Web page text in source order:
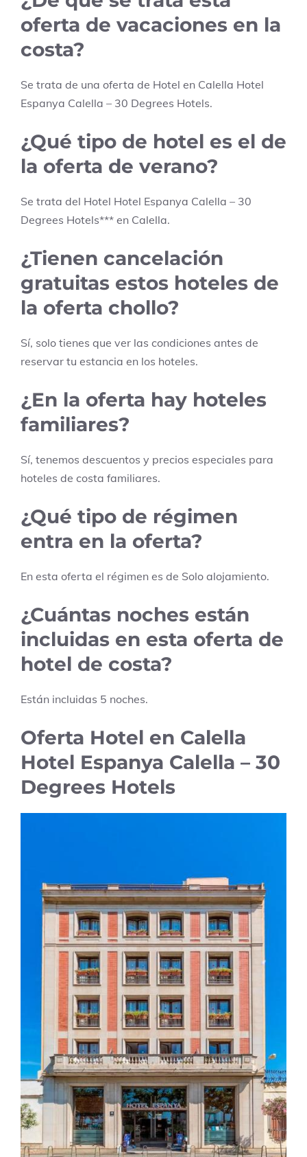
oferta de vacaciones en la
costa?
Se trata de una oferta de Hotel en Calella Hotel
Espanya Calella – 30 Degrees Hotels.
¿Qué tipo de hotel es el de
la oferta de verano?
Se trata del Hotel Hotel Espanya Calella – 30
Degrees Hotels*** en Calella.
¿Tienen cancelación
gratuitas estos hoteles de
la oferta chollo?
Sí, solo tienes que ver las condiciones antes de
reservar tu estancia en los hoteles.
¿En la oferta hay hoteles
familiares?
Sí, tenemos descuentos y precios especiales para
hoteles de costa familiares.
¿Qué tipo de régimen
entra en la oferta?
En esta oferta el régimen es de Solo alojamiento.
¿Cuántas noches están
incluidas en esta oferta de
hotel de costa?
Están incluidas 5 noches.
Oferta Hotel en Calella
Hotel Espanya Calella – 30
Degrees Hotels